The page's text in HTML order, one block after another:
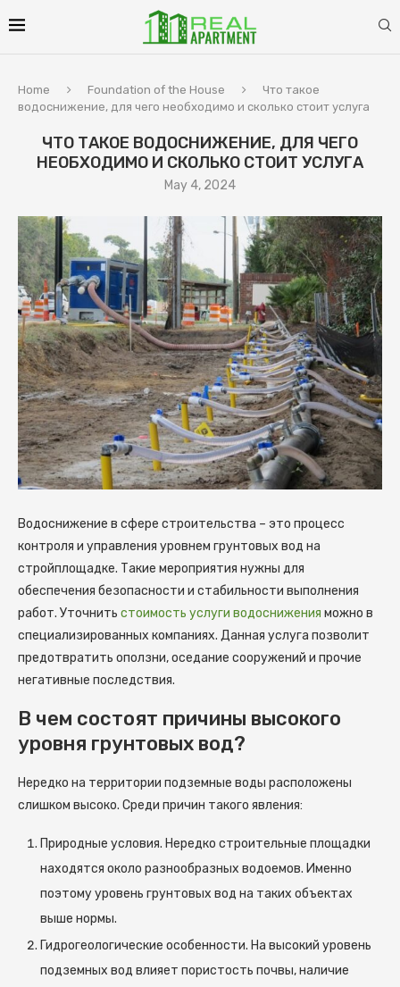
Home Foundation of the House
Что такое
водоснижение, для чего необходимо и сколько стоит услуга
ЧТО ТАКОЕ ВОДОСНИЖЕНИЕ, ДЛЯ ЧЕГО
НЕОБХОДИМО И СКОЛЬКО СТОИТ УСЛУГА
May 4, 2024
Водоснижение в сфере строительства – это процесс
контроля и управления уровнем грунтовых вод на
стройплощадке. Такие мероприятия нужны для
обеспечения безопасности и стабильности выполнения
работ. Уточнить стоимость услуги водоснижения можно в
специализированных компаниях. Данная услуга позволит
предотвратить оползни, оседание сооружений и прочие
негативные последствия.
В чем состоят причины высокого
уровня грунтовых вод?
Нередко на территории подземные воды расположены
слишком высоко. Среди причин такого явления:
Природные условия. Нередко строительные площадки
находятся около разнообразных водоемов. Именно
поэтому уровень грунтовых вод на таких объектах
выше нормы.
Гидрогеологические особенности. На высокий уровень
подземных вод влияет пористость почвы, наличие